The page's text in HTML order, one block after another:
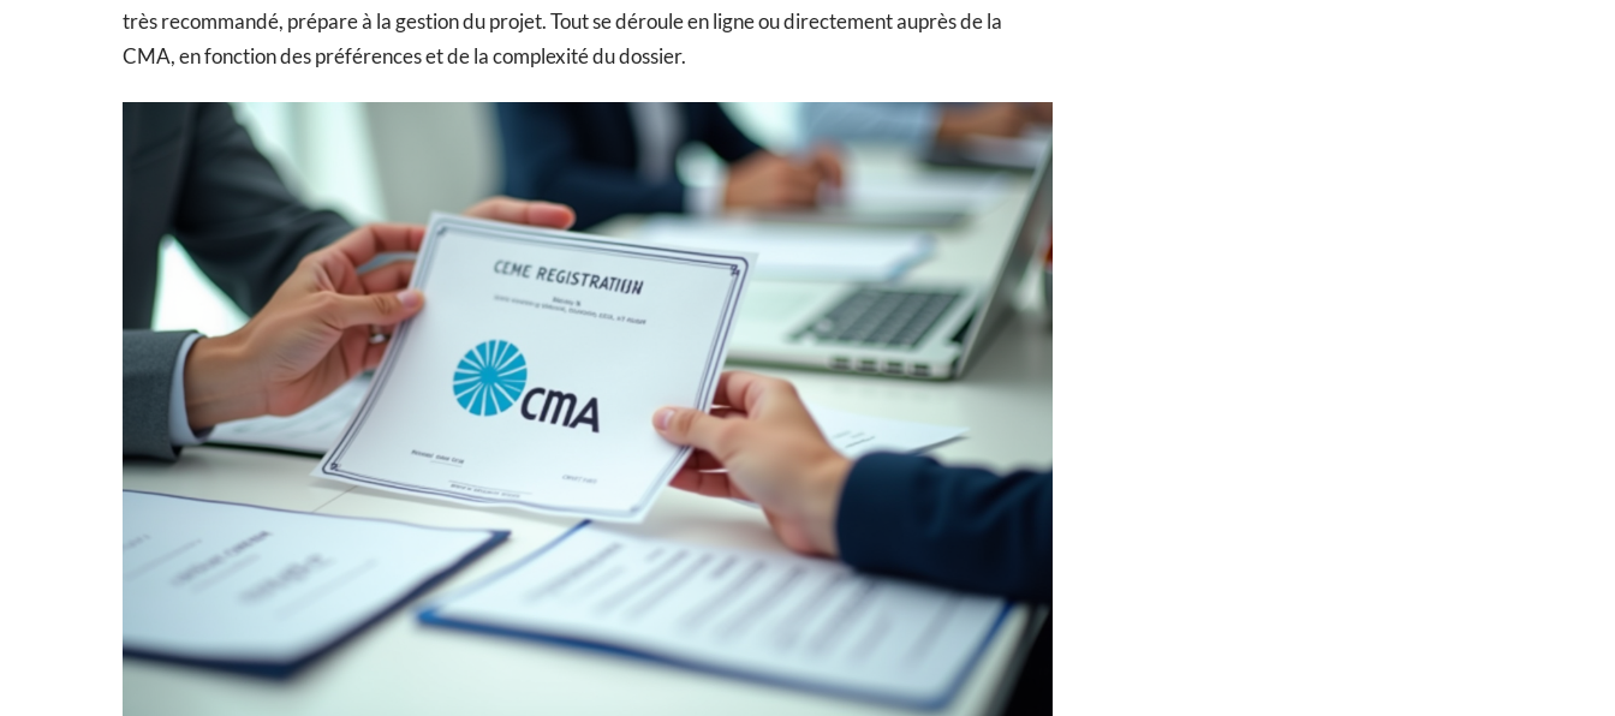
très recommandé, prépare à la gestion du projet. Tout se déroule en ligne ou directement auprès de la
CMA, en fonction des préférences et de la complexité du dossier.